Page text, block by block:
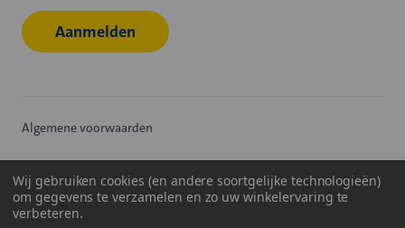
Aanmelden
Algemene voorwaarden
Cookiebeleid
Wij gebruiken cookies (en andere soortgelijke technologieën)
om gegevens te verzamelen en zo uw winkelervaring te
verbeteren.